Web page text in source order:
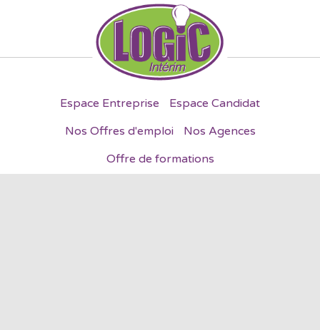
Espace Entreprise
Espace Candidat
Nos Offres d'emploi
Nos Agences
Offre de formations